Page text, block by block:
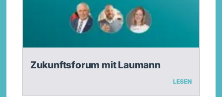
Zukunftsforum mit Laumann
LESEN